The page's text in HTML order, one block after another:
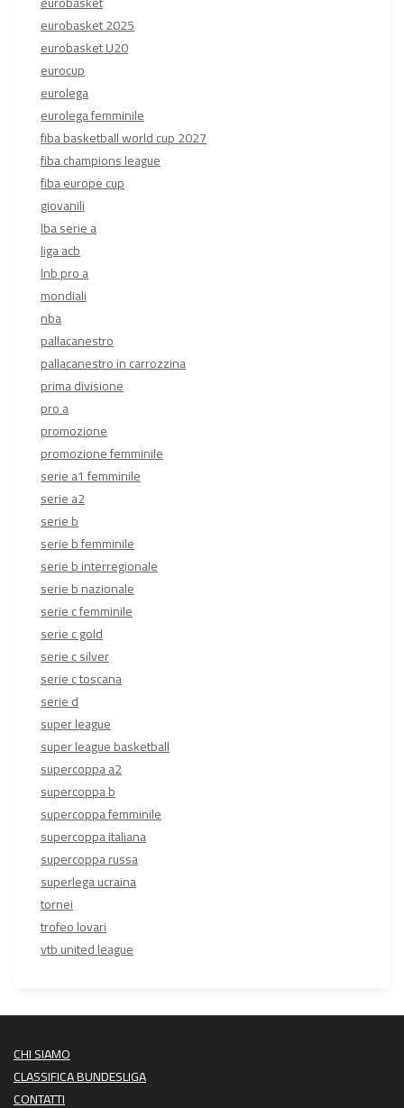
eurobasket 2025
eurobasket U20
eurocup
eurolega
eurolega femminile
fiba basketball world cup 2027
fiba champions league
fiba europe cup
giovanili
lba serie a
liga acb
lnb pro a
mondiali
nba
pallacanestro
pallacanestro in carrozzina
prima divisione
pro a
promozione
promozione femminile
serie a1 femminile
serie a2
serie b
serie b femminile
serie b interregionale
serie b nazionale
serie c femminile
serie c gold
serie c silver
serie c toscana
serie d
super league
super league basketball
supercoppa a2
supercoppa b
supercoppa femminile
supercoppa italiana
supercoppa russa
superlega ucraina
tornei
trofeo lovari
vtb united league
CHI SIAMO
CLASSIFICA BUNDESLIGA
CONTATTI